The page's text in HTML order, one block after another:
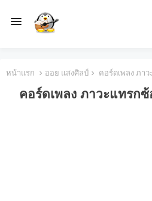
หน้าแรก ออย แสงศิลป์ คอร์ดเพลง ภา
คอร์ดเพลง ภาวะแทรก